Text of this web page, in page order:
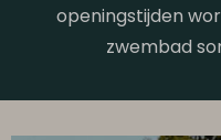
openingstijden
zwembad